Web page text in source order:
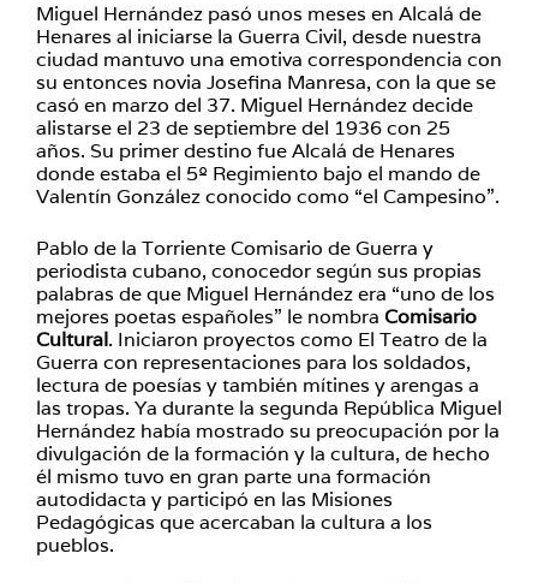
Miguel Hernández pasó unos meses en Alcalá de
Henares al iniciarse la Guerra Civil, desde nuestra
ciudad mantuvo una emotiva correspondencia con
su entonces novia Josefina Manresa, con la que se
casó en marzo del 37. Miguel Hernández decide
alistarse el 23 de septiembre del 1936 con 25
años. Su primer destino fue Alcalá de Henares
donde estaba el 5º Regimiento bajo el mando de
Valentín González conocido como “el Campesino”.
Pablo de la Torriente Comisario de Guerra y
periodista cubano, conocedor según sus propias
palabras de que Miguel Hernández era “uno de los
mejores poetas españoles” le nombra Comisario
Cultural. Iniciaron proyectos como El Teatro de la
Guerra con representaciones para los soldados,
lectura de poesías y también mítines y arengas a
las tropas. Ya durante la segunda República Miguel
Hernández había mostrado su preocupación por la
divulgación de la formación y la cultura, de hecho
él mismo tuvo en gran parte una formación
autodidacta y participó en las Misiones
Pedagógicas que acercaban la cultura a los
pueblos.